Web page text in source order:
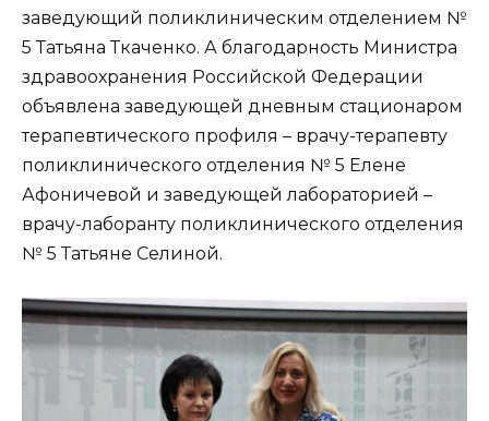
заведующий поликлиническим отделением №
5 Татьяна Ткаченко. А благодарность Министра
здравоохранения Российской Федерации
объявлена заведующей дневным стационаром
терапевтического профиля – врачу-терапевту
поликлинического отделения № 5 Елене
Афоничевой и заведующей лабораторией –
врачу-лаборанту поликлинического отделения
№ 5 Татьяне Селиной.